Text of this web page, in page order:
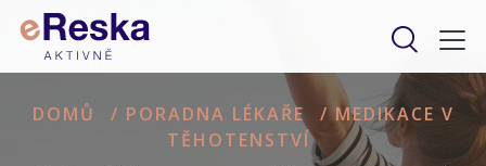
DOMŮ / PORADNA LÉKAŘE / MEDIKACE V
TĚHOTENSTVÍ